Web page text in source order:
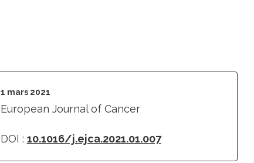
1 mars 2021
European Journal of Cancer
DOI : 10.1016/j.ejca.2021.01.007